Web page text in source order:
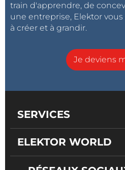
train d'apprendre, de
une entreprise, Elektor
à créer et à grandir.
Je deviens
SERVICES
ELEKTOR WORLD